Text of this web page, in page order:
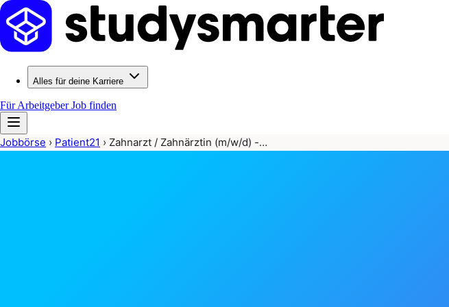
Alles für deine Karriere
Für ArbeitgeberJob finden
Jobbörse › Patient21 › Zahnarzt / Zahnärztin (m/w/d) -…